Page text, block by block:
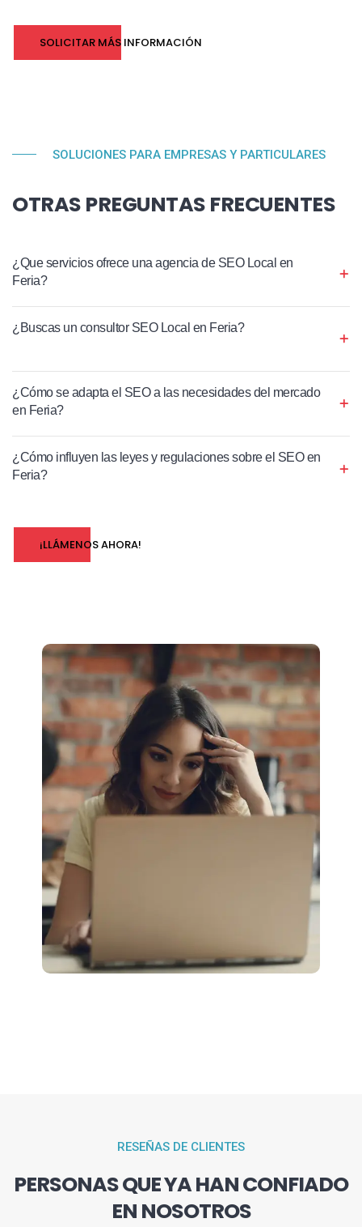
SOLICITAR MÁS INFORMACIÓN
SOLUCIONES PARA EMPRESAS Y PARTICULARES
OTRAS PREGUNTAS FRECUENTES
¿Que servicios ofrece una agencia de SEO Local en
Feria?
¿Buscas un consultor SEO Local en Feria?
¿Cómo se adapta el SEO a las necesidades del mercado
en Feria?
¿Cómo influyen las leyes y regulaciones sobre el SEO en
Feria?
¡LLÁMENOS AHORA!
RESEÑAS DE CLIENTES
PERSONAS QUE YA HAN CONFIADO
EN NOSOTROS